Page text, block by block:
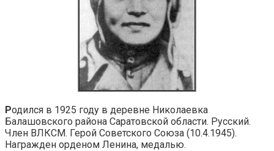
Родился в 1925 году в деревне Николаевка
Балашовского района Саратовской области. Русский.
Член ВЛКСМ. Герой Советского Союза (10.4.1945).
Награжден орденом Ленина, медалью.